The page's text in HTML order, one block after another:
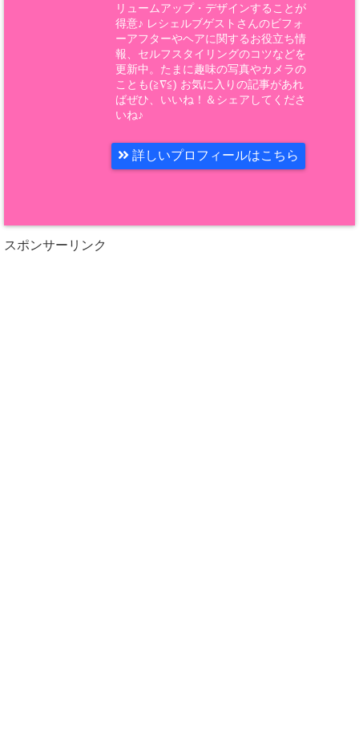
リュームアップ・デザインすることが
得意♪ レシェルブゲストさんのビフォ
ーアフターやヘアに関するお役立ち情
報、セルフスタイリングのコツなどを
更新中。たまに趣味の写真やカメラの
ことも(≧∇≦) お気に入りの記事があれ
ばぜひ、いいね！＆シェアしてくださ
いね♪
詳しいプロフィールはこちら
スポンサーリンク